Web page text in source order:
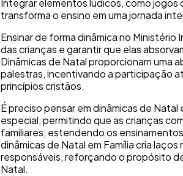
Integrar elementos lúdicos, como jogos
transforma o ensino em uma jornada
Ensinar de forma dinâmica no
das crianças e garantir que elas
Dinâmicas de Natal proporcionam uma
palestras, incentivando a participação
princípios cristãos.
É preciso pensar em dinâmicas de
especial, permitindo que as crianças
familiares, estendendo os
dinâmicas de Natal em Família cria
responsáveis, reforçando o propósito
Natal.